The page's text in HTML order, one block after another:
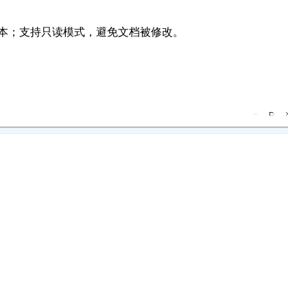
支持只读模式，避免文档被修改。